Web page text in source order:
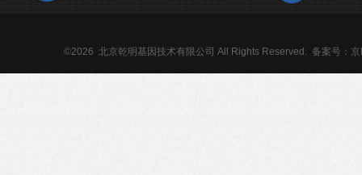
©2026 北京乾明基因技术有限公司 All Rights Reserved.备案号：